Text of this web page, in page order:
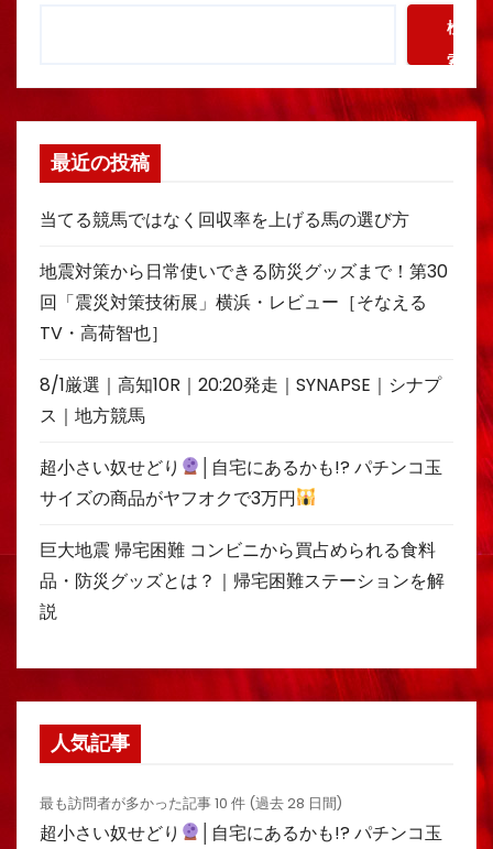
検
索
最近の投稿
当てる競馬ではなく回収率を上げる馬の選び方
地震対策から日常使いできる防災グッズまで！第30
回「震災対策技術展」横浜・レビュー［そなえる
TV・高荷智也］
8/1厳選｜高知10R｜20:20発走｜SYNAPSE｜シナプ
ス｜地方競馬
超小さい奴せどり
│自宅にあるかも!? パチンコ玉
サイズの商品がヤフオクで3万円
巨大地震 帰宅困難 コンビニから買占められる食料
品・防災グッズとは？｜帰宅困難ステーションを解
説
人気記事
最も訪問者が多かった記事 10 件 (過去 28 日間)
超小さい奴せどり
│自宅にあるかも!? パチンコ玉